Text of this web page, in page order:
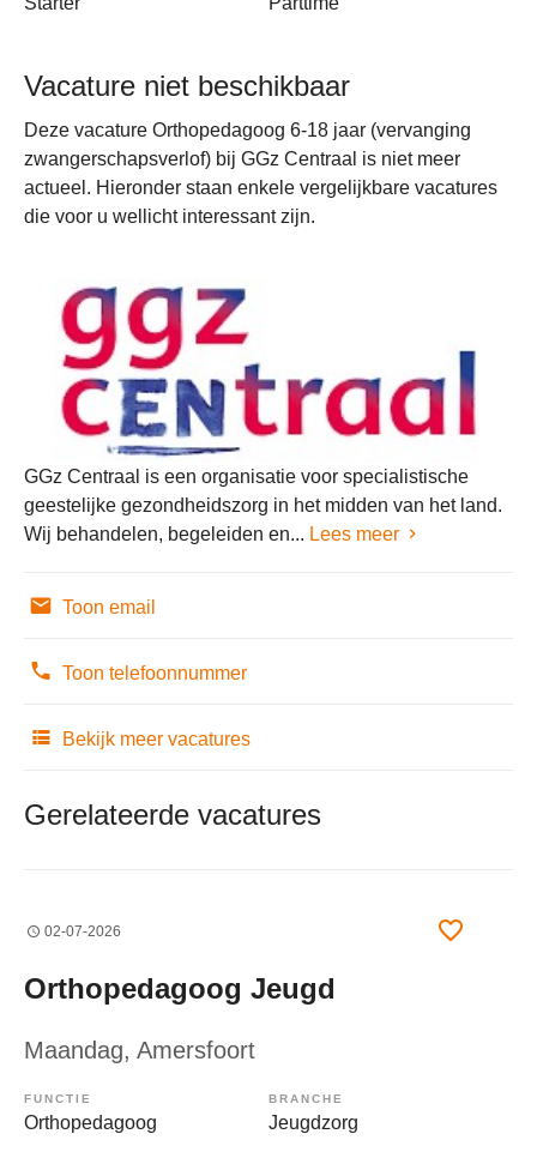
Vacature niet beschikbaar
Deze vacature Orthopedagoog 6-18 jaar (vervanging
zwangerschapsverlof) bij GGz Centraal is niet meer
actueel. Hieronder staan enkele vergelijkbare vacatures
die voor u wellicht interessant zijn.
GGz Centraal is een organisatie voor specialistische
geestelijke gezondheidszorg in het midden van het land.
Wij behandelen, begeleiden en... Lees meer
Toon email
Toon telefoonnummer
Bekijk meer vacatures
Gerelateerde vacatures
02-07-2026
Orthopedagoog Jeugd
Maandag, Amersfoort
FUNCTIE
Orthopedagoog
BRANCHE
Jeugdzorg